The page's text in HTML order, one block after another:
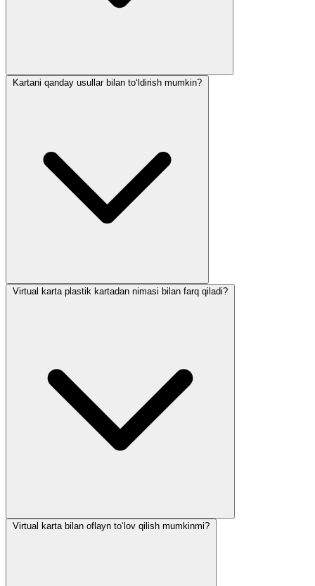
Kartani qanday usullar bilan to‘ldirish mumkin?
Virtual karta plastik kartadan nimasi bilan farq qiladi?
Virtual karta bilan oflayn to‘lov qilish mumkinmi?